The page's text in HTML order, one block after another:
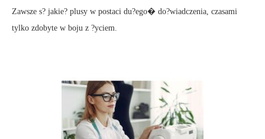
Zawsze s? jakie? plusy w postaci du?ego� do?wiadczenia, czasami
tylko zdobyte w boju z ?yciem.